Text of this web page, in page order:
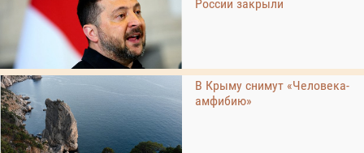
России закрыли
В Крыму снимут «Человека-
амфибию»